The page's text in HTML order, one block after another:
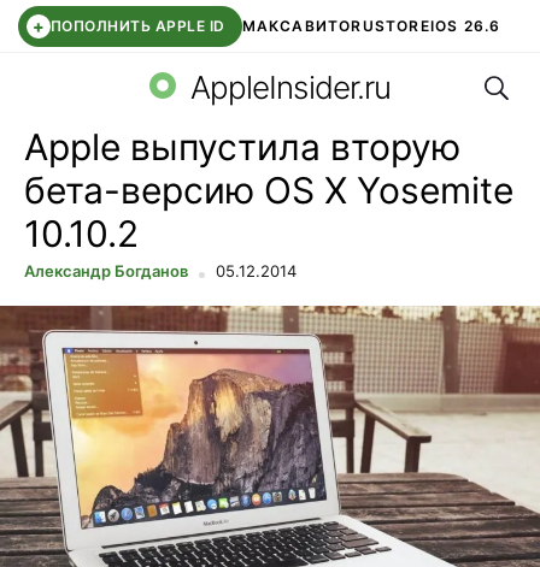
+ ПОПОЛНИТЬ APPLE ID МАКСАВИТОRUSTOREIOS 26.6
СБЕР КИДС ВТБ ОНЛАЙН ЧАТ В ROBLOX
AppleInsider.ru
Apple выпустила вторую
бета-версию OS X Yosemite
10.10.2
Александр Богданов 05.12.2014